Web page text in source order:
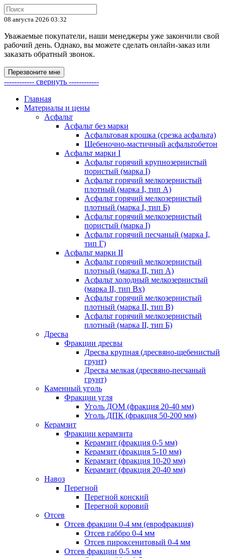
08 августа 2026 03:32
Уважаемые покупатели, наши менеджеры уже закончили свой
рабочий день. Однако, вы можете сделать онлайн-заказ или
заказать обратный звонок.
Перезвоните мне
------------ свернуть ------------
Главная
Материалы и цены
Асфальт
Асфальт без марки
Асфальтовая крошка (срезка асфальта)
Щебеночно-мастичный асфальтобетон
Асфальт марки I
Асфальт горячий крупнозернистый
пористый (марка I)
Асфальт горячий мелкозернистый
плотный (марка I, тип А)
Асфальт горячий мелкозернистый
плотный (марка I, тип Б)
Асфальт горячий мелкозернистый
пористый (марка I)
Асфальт горячий песчаный (марка I,
тип Г)
Асфальт марки II
Асфальт горячий мелкозернистый
плотный (марка II, тип А)
Асфальт холодный мелкозернистый
(марка II, тип Вх)
Асфальт горячий мелкозернистый
плотный (марка II, тип В)
Асфальт горячий мелкозернистый
плотный (марка II, тип Б)
Дресва
Фракции дресвы
Дресва крупная (дресвяно-щебенистый
грунт)
Дресва мелкая (дресвяно-песчаный
грунт)
Каменный уголь
Фракции угля
Уголь ДОМ (фракция 20-40 мм)
Уголь ДПК (фракция 50-200 мм)
Керамзит
Фракции керамзита
Керамзит (фракция 0-5 мм)
Керамзит (фракция 5-10 мм)
Керамзит (фракция 10-20 мм)
Керамзит (фракция 20-40 мм)
Навоз
Перегной
Перегной конский
Перегной коровий
Отсев
Отсев фракции 0-4 мм (еврофракция)
Отсев габбро 0-4 мм
Отсев пироксенитовый 0-4 мм
Отсев фракции 0-5 мм